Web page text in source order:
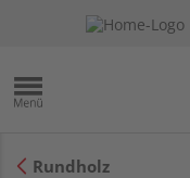
Rundholz